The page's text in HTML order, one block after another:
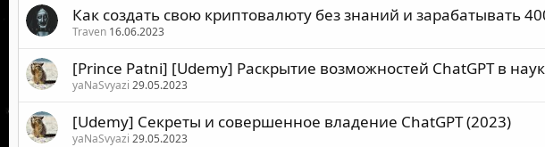
Как создать свою криптовалюту без знаний и зарабатывать
Traven 16.06.2023
[Prince Patni] [Udemy] Раскрытие возможностей ChatGPT в
yaNaSvyazi 29.05.2023
[Udemy] Секреты и совершенное владение ChatGPT (2023)
yaNaSvyazi 29.05.2023